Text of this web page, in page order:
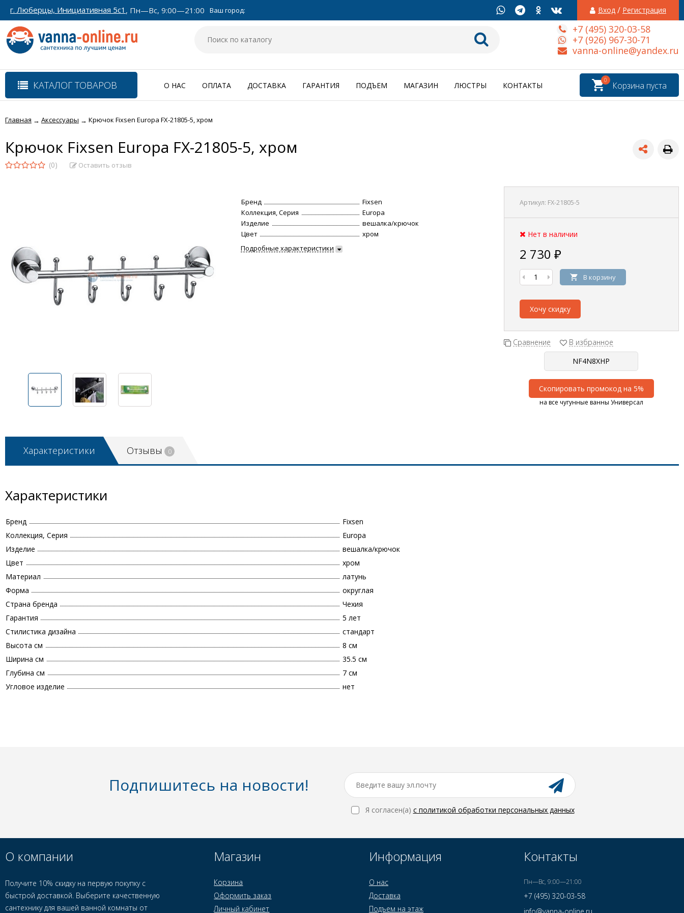
г. Люберцы, Инициативная 5с1 , Пн—Вс, 9:00—21:00 Ваш город: Вход / Регистрация
+7 (495) 320-03-58
+7 (926) 967-30-71
vanna-online@yandex.ru
КАТАЛОГ ТОВАРОВ Корзина пуста
0
О НАС ОПЛАТА ДОСТАВКА ГАРАНТИЯ ПОДЪЕМ МАГАЗИН ЛЮСТРЫ КОНТАКТЫ
Главная → Аксессуары → Крючок Fixsen Europa FX-21805-5, хром
Крючок Fixsen Europa FX-21805-5, хром
(0) Оставить отзыв
Артикул: FX-21805-5
Нет в наличии
2 730 ₽
В корзину
Хочу скидку
Сравнение В избранное
Скопировать промокод на 5%
на все чугунные ванны Универсал
Бренд
Fixsen
Коллекция, Серия
Europa
Изделие
вешалка/крючок
Цвет
хром
Подробные характеристики
Характеристики Отзывы 0
Характеристики
Бренд
Fixsen
Коллекция, Серия
Europa
Изделие
вешалка/крючок
Цвет
хром
Материал
латунь
Форма
округлая
Страна бренда
Чехия
Гарантия
5 лет
Стилистика дизайна
стандарт
Высота см
8 см
Ширина см
35.5 см
Глубина см
7 см
Угловое изделие
нет
Подпишитесь на новости!
Я согласен(a) с политикой обработки персональных данных
О компании
Получите 10% скидку на первую покупку с
быстрой доставкой. Выберите качественную
сантехнику для вашей ванной комнаты от
Магазин
Корзина
Оформить заказ
Личный кабинет
Информация
О нас
Доставка
Подъем на этаж
Контакты
Пн—Вс, 9:00—21:00
+7 (495) 320-03-58